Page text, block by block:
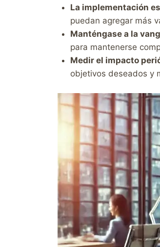
La implementación
puedan agregar más
Manténgase a la
para mantenerse
Medir el impacto
objetivos deseados y